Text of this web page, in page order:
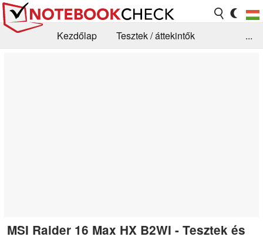
Kezdőlap
Tesztek / áttekintők
...
MSI Raider 16 Max HX B2WI - Tesztek és